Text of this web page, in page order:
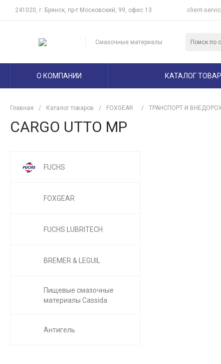
241020, г. Брянск, пр-т Московский, 99, офис 13 client-
Смазочные материалы
О КОМПАНИИ КАТАЛОГ
Главная / Каталог товаров / FOXGEAR / ТРАНСПОРТ И
CARGO UTTO MP
FUCHS
FOXGEAR
FUCHS LUBRITECH
BREMER & LEGUIL
Пищевые смазочные
материалы Cassida
Антигель